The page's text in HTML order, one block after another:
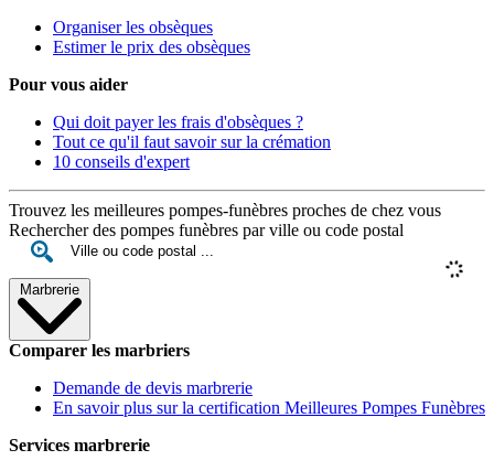
Organiser les obsèques
Estimer le prix des obsèques
Pour vous aider
Qui doit payer les frais d'obsèques ?
Tout ce qu'il faut savoir sur la crémation
10 conseils d'expert
Trouvez les meilleures pompes-funèbres proches de chez vous
Rechercher des pompes funèbres par ville ou code postal
Marbrerie
Comparer les marbriers
Demande de devis marbrerie
En savoir plus sur la certification Meilleures Pompes Funèbres
Services marbrerie